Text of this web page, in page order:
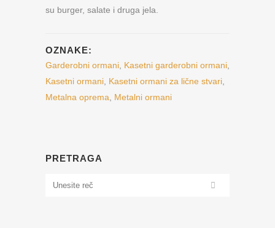
su burger, salate i druga jela.
OZNAKE:
Garderobni ormani Kasetni garderobni ormani
Kasetni ormani Kasetni ormani za lične stvari
Metalna oprema
Metalni ormani
PRETRAGA